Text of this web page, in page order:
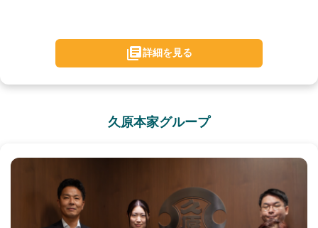
詳細を見る
久原本家グループ